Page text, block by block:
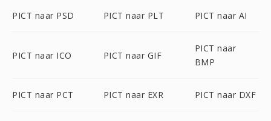
PICT naar PSD PICT naar PLT PICT naar AI
PICT naar ICO PICT naar GIF
PICT naar
BMP
PICT naar PCT PICT naar EXR PICT naar DXF